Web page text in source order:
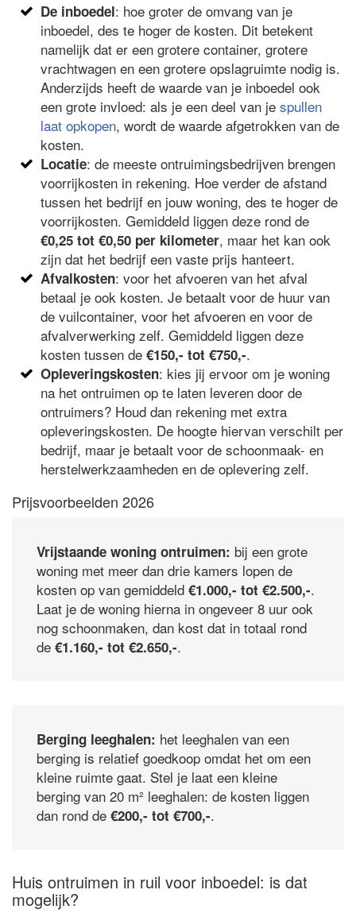
De inboedel: hoe groter de omvang van je
inboedel, des te hoger de kosten. Dit betekent
namelijk dat er een grotere container, grotere
vrachtwagen en een grotere opslagruimte nodig is.
Anderzijds heeft de waarde van je inboedel ook
een grote invloed: als je een deel van jespullen
laat opkopen, wordt de waarde afgetrokken van de
kosten.
Locatie: de meeste ontruimingsbedrijven brengen
voorrijkosten in rekening. Hoe verder de afstand
tussen het bedrijf en jouw woning, des te hoger de
voorrijkosten. Gemiddeld liggen deze rond de
€0,25 tot €0,50 per kilometer, maar het kan ook
zijn dat het bedrijf een vaste prijs hanteert.
Afvalkosten: voor het afvoeren van het afval
betaal je ook kosten. Je betaalt voor de huur van
de vuilcontainer, voor het afvoeren en voor de
afvalverwerking zelf. Gemiddeld liggen deze
kosten tussen de€150,- tot €750,-.
Opleveringskosten: kies jij ervoor om je woning
na het ontruimen op te laten leveren door de
ontruimers? Houd dan rekening met extra
opleveringskosten. De hoogte hiervan verschilt per
bedrijf, maar je betaalt voor de schoonmaak- en
herstelwerkzaamheden en de oplevering zelf.
Prijsvoorbeelden 2026
Vrijstaande woning ontruimen: bij een grote
woning met meer dan drie kamers lopen de
kosten op van gemiddeld €1.000,- tot €2.500,-.
Laat je de woning hierna in ongeveer 8 uur ook
nog schoonmaken, dan kost dat in totaal rond
de €1.160,- tot €2.650,-.
Berging leeghalen: het leeghalen van een
berging is relatief goedkoop omdat het om een
kleine ruimte gaat. Stel je laat een kleine
berging van 20 m² leeghalen: de kosten liggen
dan rond de €200,- tot €700,-.
Huis ontruimen in ruil voor inboedel: is dat
mogelijk?